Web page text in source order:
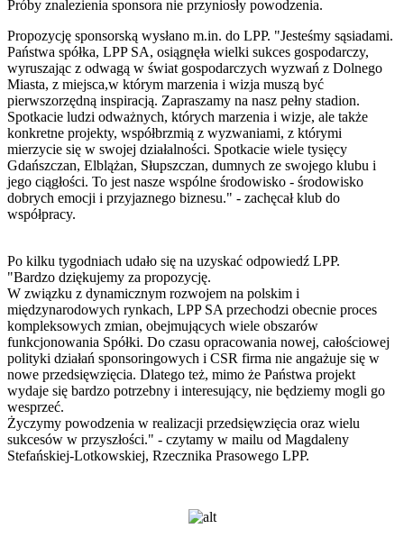
Próby znalezienia sponsora nie przyniosły powodzenia.
Propozycję sponsorską wysłano m.in. do LPP. "Jesteśmy sąsiadami.
Państwa spółka, LPP SA, osiągnęła wielki sukces gospodarczy,
wyruszając z odwagą w świat gospodarczych wyzwań z Dolnego
Miasta, z miejsca,w którym marzenia i wizja muszą być
pierwszorzędną inspiracją. Zapraszamy na nasz pełny stadion.
Spotkacie ludzi odważnych, których marzenia i wizje, ale także
konkretne projekty, współbrzmią z wyzwaniami, z którymi
mierzycie się w swojej działalności. Spotkacie wiele tysięcy
Gdańszczan, Elblążan, Słupszczan, dumnych ze swojego klubu i
jego ciągłości. To jest nasze wspólne środowisko - środowisko
dobrych emocji i przyjaznego biznesu." - zachęcał klub do
współpracy.
Po kilku tygodniach udało się na uzyskać odpowiedź LPP.
"Bardzo dziękujemy za propozycję.
W związku z dynamicznym rozwojem na polskim i
międzynarodowych rynkach, LPP SA przechodzi obecnie proces
kompleksowych zmian, obejmujących wiele obszarów
funkcjonowania Spółki. Do czasu opracowania nowej, całościowej
polityki działań sponsoringowych i CSR firma nie angażuje się w
nowe przedsięwzięcia. Dlatego też, mimo że Państwa projekt
wydaje się bardzo potrzebny i interesujący, nie będziemy mogli go
wesprzeć.
Życzymy powodzenia w realizacji przedsięwzięcia oraz wielu
sukcesów w przyszłości." - czytamy w mailu od Magdaleny
Stefańskiej-Lotkowskiej, Rzecznika Prasowego LPP.